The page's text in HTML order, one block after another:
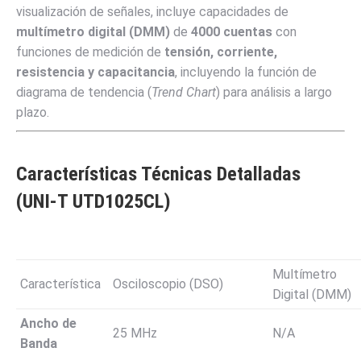
visualización de señales, incluye capacidades de
multímetro digital (DMM) de 4000 cuentas con
funciones de medición de tensión, corriente,
resistencia y capacitancia, incluyendo la función de
diagrama de tendencia (Trend Chart) para análisis a largo
plazo.
Características Técnicas Detalladas
(UNI-T UTD1025CL)
Característica Osciloscopio (DSO)
Multímetro
Digital (DMM)
Ancho de
Banda
25 MHz N/A